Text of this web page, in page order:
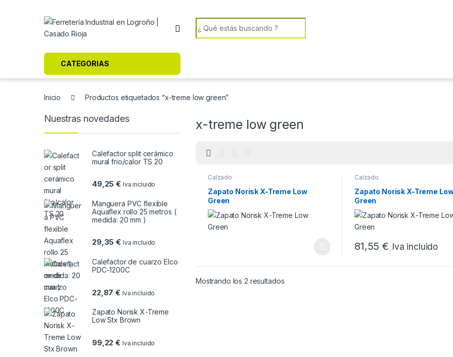
Search for:
CATEGORIAS
Inicio Productos etiquetados “x-treme low green”
x-treme low green
Calzado
Zapato Norisk X-Treme Low
Green
Calzado
Zapato Norisk X-Treme
Green
81,55€ Iva incluido
Este producto tiene múltiples
Mostrando los 2 resultadosOrdenado por popularidad
Nuestras novedades
Calefactor split cerámico
mural frio/calor TS 20
49,25€ Iva incluido
Manguera PVC flexible
Aquaflex rollo 25 metros (
medida: 20 mm )
29,35€ Iva incluido
Calefactor de cuarzo Elco
PDC-1200C
22,87€ Iva incluido
Zapato Norisk X-Treme
Low Stx Brown
99,22€ Iva incluido